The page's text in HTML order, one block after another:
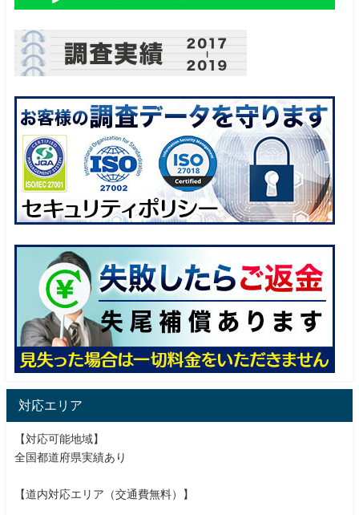
対応エリア
【対応可能地域】
全国都道府県実績あり
【道内対応エリア（交通費無料）】